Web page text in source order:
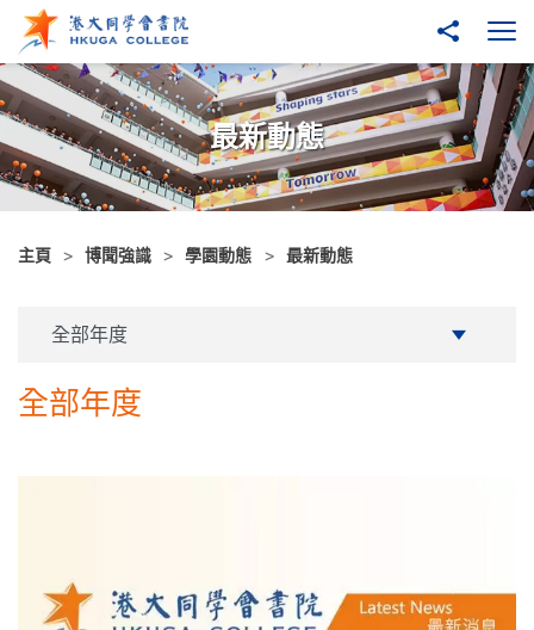
跳至主內容
分享到
打
最新動態
主頁 博聞強識 學園動態 最新動態
全部年度
全部年度